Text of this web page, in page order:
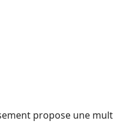
propose une